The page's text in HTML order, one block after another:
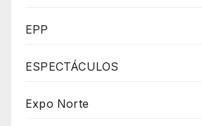
EPP
ESPECTÁCULOS
Expo Norte